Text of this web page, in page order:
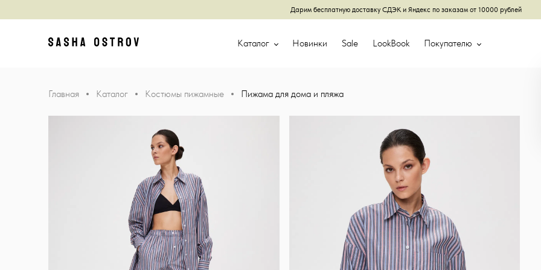
Дарим бесплатную доставку СДЭК и Яндекс по заказам от 10000 рублей
Главная Каталог Новинки Sale LookBook Покупателю
Главная Каталог Костюмы пижамные Пижама для дома и пляжа